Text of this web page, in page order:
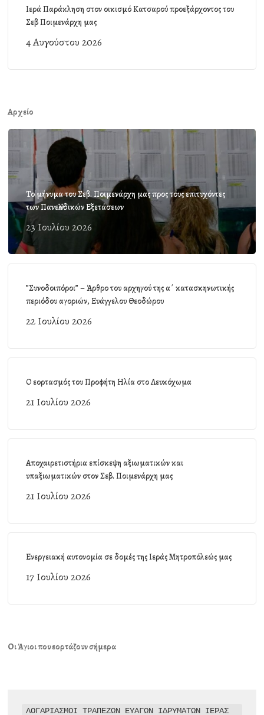
Ιερά Παράκληση στον οικισμό Κατσαρού προεξάρχοντος του
Σεβ Ποιμενάρχη μας
4 Αυγούστου 2026
Αρχείο
Το μήνυμα του Σεβ. Ποιμενάρχη μας προς τους επιτυχόντες
των Πανελλαδικών Εξετάσεων
23 Ιουλίου 2026
”Συνοδοιπόροι” – Άρθρο του αρχηγού της α΄ κατασκηνωτικής
περιόδου αγοριών, Ευάγγελου Θεοδώρου
22 Ιουλίου 2026
Ο εορτασμός του Προφήτη Ηλία στο Λευκόχωμα
21 Ιουλίου 2026
Αποχαιρετιστήρια επίσκεψη αξιωματικών και
υπαξιωματικών στον Σεβ. Ποιμενάρχη μας
21 Ιουλίου 2026
Ενεργειακή αυτονομία σε δομές της Ιεράς Μητροπόλεώς μας
17 Ιουλίου 2026
Οι Άγιοι που εορτάζουν σήμερα
ΛΟΓΑΡΙΑΣΜΟΙ ΤΡΑΠΕΖΩΝ ΕΥΑΓΩΝ ΙΔΡΥΜΑΤΩΝ ΙΕΡΑΣ